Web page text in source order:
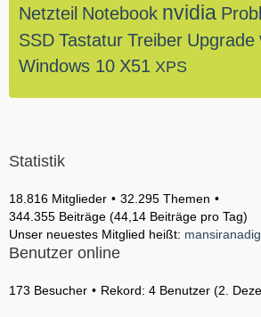
Netzteil Notebook nvidia
SSD Tastatur Treiber Upgrade
Windows 10 X51 XPS
Statistik
18.816 Mitglieder
32.295 Themen
344.355 Beiträge (44,14 Beiträge pro Tag)
Unser neuestes Mitglied heißt:
Benutzer online
173 Besucher Rekord: 4 Benutzer (2.